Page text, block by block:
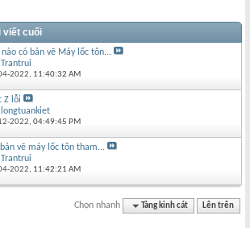
viết cuối
nào có bản vẽ Máy lốc tôn...
Trantrui
2022, 11:40:32 AM
Z lỗi
longtuankiet
2022,04:49:45 PM
vẽ máy lốc tôn tham...
Trantrui
2022, 11:42:21 AM
Chọn nhanh Tàng kinh cát Lên trên